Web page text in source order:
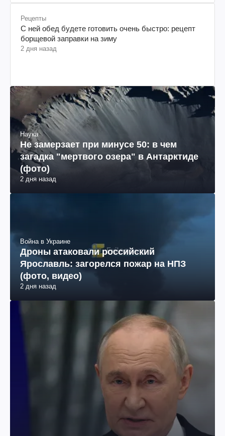
Рецепты
С ней обед будете готовить очень быстро: рецепт
борщевой заправки на зиму
2 дня назад
Наука
Не замерзает при минусе 50: в чем
загадка "мертвого озера" в Антарктиде
(фото)
2 дня назад
Война в Украине
Дроны атаковали российский
Ярославль: загорелся пожар на НПЗ
(фото, видео)
2 дня назад